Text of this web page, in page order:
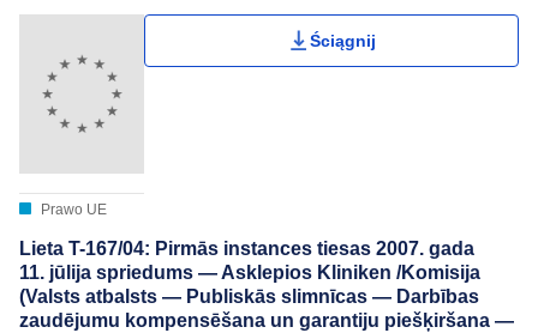
Prawo UE
Ściągnij
Lieta T-167/04: Pirmās instances tiesas 2007. gada
11. jūlija spriedums — Asklepios Kliniken /Komisija
(Valsts atbalsts — Publiskās slimnīcas — Darbības
zaudējumu kompensēšana un garantiju piešķiršana —